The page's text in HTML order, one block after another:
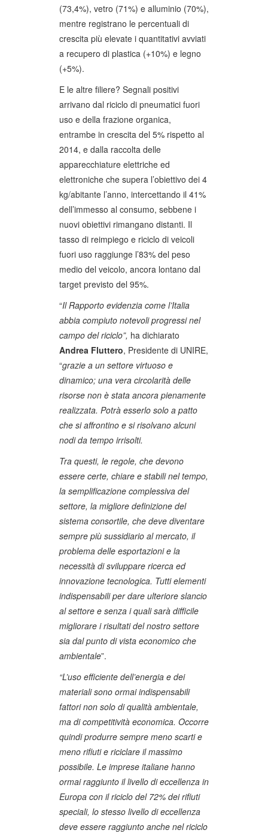
(73,4%), vetro (71%) e alluminio (70%),
mentre registrano le percentuali di
crescita più elevate i quantitativi avviati
a recupero di plastica (+10%) e legno
(+5%).
E le altre filiere? Segnali positivi
arrivano dal riciclo di pneumatici fuori
uso e della frazione organica,
entrambe in crescita del 5% rispetto al
2014, e dalla raccolta delle
apparecchiature elettriche ed
elettroniche che supera l’obiettivo dei 4
kg/abitante l’anno, intercettando il 41%
dell’immesso al consumo, sebbene i
nuovi obiettivi rimangano distanti. Il
tasso di reimpiego e riciclo di veicoli
fuori uso raggiunge l’83% del peso
medio del veicolo, ancora lontano dal
target previsto del 95%.
“Il Rapporto evidenzia come l’Italia
abbia compiuto notevoli progressi nel
campo del riciclo”, ha dichiarato
Andrea Fluttero, Presidente di UNIRE,
“grazie a un settore virtuoso e
dinamico; una vera circolarità delle
risorse non è stata ancora pienamente
realizzata. Potrà esserlo solo a patto
che si affrontino e si risolvano alcuni
nodi da tempo irrisolti.
Tra questi, le regole, che devono
essere certe, chiare e stabili nel tempo,
la semplificazione complessiva del
settore, la migliore definizione del
sistema consortile, che deve diventare
sempre più sussidiario al mercato, il
problema delle esportazioni e la
necessità di sviluppare ricerca ed
innovazione tecnologica. Tutti elementi
indispensabili per dare ulteriore slancio
al settore e senza i quali sarà difficile
migliorare i risultati del nostro settore
sia dal punto di vista economico che
ambientale”.
“L’uso efficiente dell’energia e dei
materiali sono ormai indispensabili
fattori non solo di qualità ambientale,
ma di competitività economica. Occorre
quindi produrre sempre meno scarti e
meno rifiuti e riciclare il massimo
possibile. Le imprese italiane hanno
ormai raggiunto il livello di eccellenza in
Europa con il riciclo del 72% dei rifiuti
speciali, lo stesso livello di eccellenza
deve essere raggiunto anche nel riciclo